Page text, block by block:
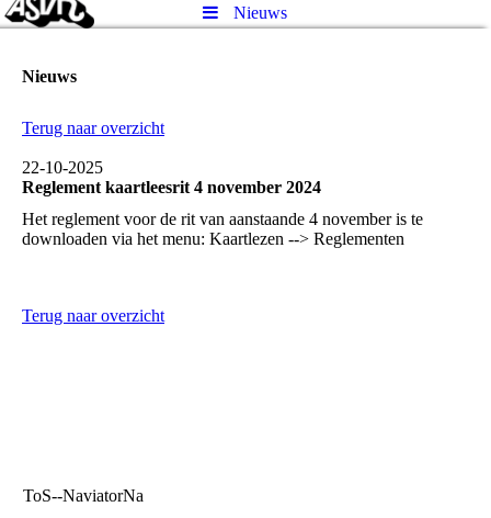
Nieuws
Nieuws
Terug naar overzicht
22-10-2025
Reglement kaartleesrit 4 november 2024
Het reglement voor de rit van aanstaande 4 november is te
downloaden via het menu: Kaartlezen --> Reglementen
Terug naar overzicht
ToS--NaviatorNa